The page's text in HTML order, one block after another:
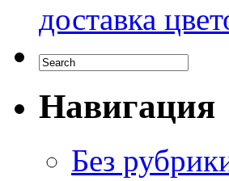
доставка
Навигация
Без